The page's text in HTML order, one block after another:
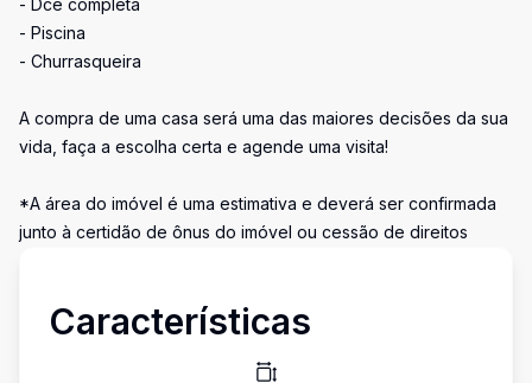
- Dce completa
- Piscina
- Churrasqueira
A compra de uma casa será uma das maiores decisões da sua
vida, faça a escolha certa e agende uma visita!
*A área do imóvel é uma estimativa e deverá ser confirmada
junto à certidão de ônus do imóvel ou cessão de direitos
Características